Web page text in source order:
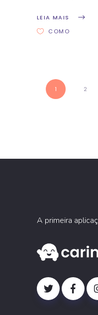
LEIA MAIS
COMO
1 2
A primeira